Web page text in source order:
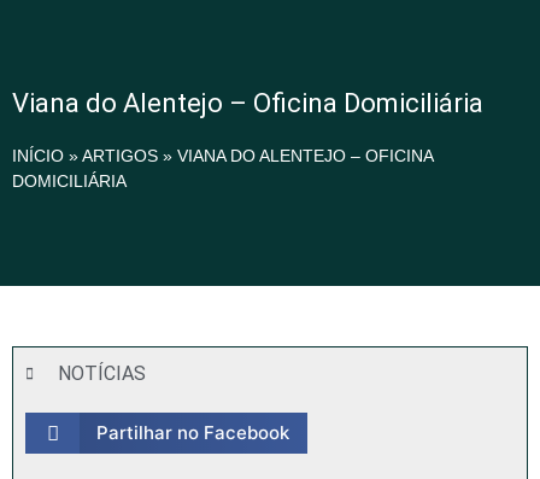
Viana do Alentejo – Oficina Domiciliária
INÍCIO »ARTIGOS » VIANA DO ALENTEJO – OFICINA
DOMICILIÁRIA
NOTÍCIAS
Partilhar no Facebook